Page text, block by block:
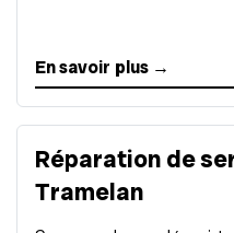
En savoir plus →
Réparation de
Tramelan